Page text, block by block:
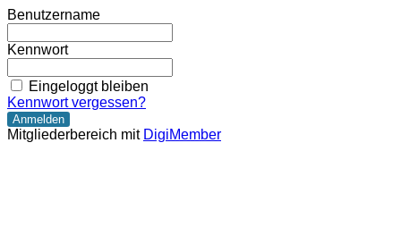
Benutzername
Kennwort
Eingeloggt bleiben
Kennwort vergessen?
Mitgliederbereich mit DigiMember